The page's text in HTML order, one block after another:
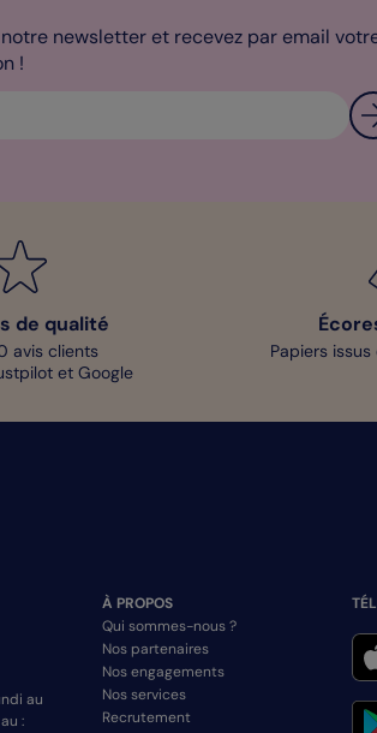
newsletter et recevez par email
!
de qualité
avis clients
et Google
Papiers
au
:
À PROPOS
Qui sommes-nous ?
Nos partenaires
Nos engagements
Nos services
Recrutement